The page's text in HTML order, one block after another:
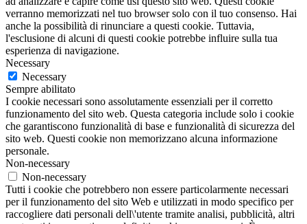
verranno memorizzati nel tuo browser solo con il tuo consenso. Hai
anche la possibilità di rinunciare a questi cookie. Tuttavia,
l'esclusione di alcuni di questi cookie potrebbe influire sulla tua
esperienza di navigazione.
Necessary
Necessary
Sempre abilitato
I cookie necessari sono assolutamente essenziali per il corretto
funzionamento del sito web. Questa categoria include solo i cookie
che garantiscono funzionalità di base e funzionalità di sicurezza del
sito web. Questi cookie non memorizzano alcuna informazione
personale.
Non-necessary
Non-necessary
Tutti i cookie che potrebbero non essere particolarmente necessari
per il funzionamento del sito Web e utilizzati in modo specifico per
raccogliere dati personali dell\'utente tramite analisi, pubblicità, altri